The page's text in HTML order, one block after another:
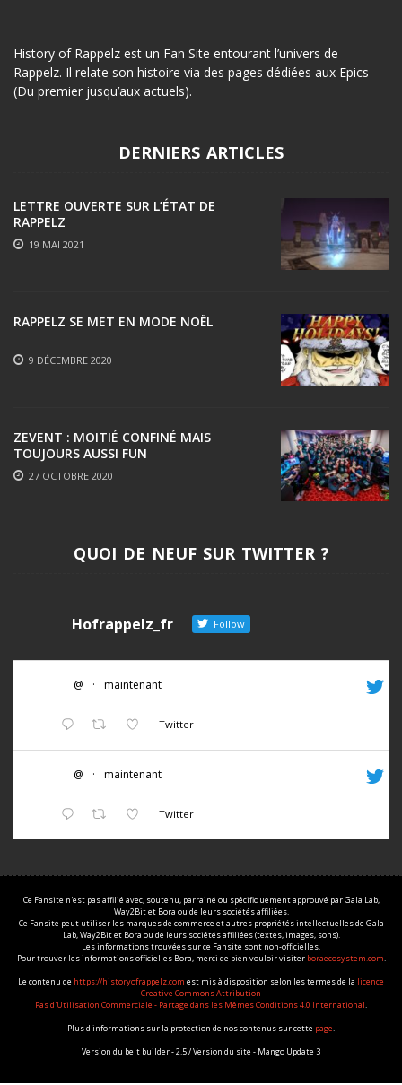
History of Rappelz est un Fan Site entourant l’univers de
Rappelz. Il relate son histoire via des pages dédiées aux Epics
(Du premier jusqu’aux actuels).
DERNIERS ARTICLES
LETTRE OUVERTE SUR L’ÉTAT DE
RAPPELZ
19 MAI 2021
RAPPELZ SE MET EN MODE NOËL
9 DÉCEMBRE 2020
ZEVENT : MOITIÉ CONFINÉ MAIS
TOUJOURS AUSSI FUN
27 OCTOBRE 2020
QUOI DE NEUF SUR TWITTER ?
Hofrappelz_fr Follow
@ · maintenant
Twitter
@ · maintenant
Twitter
Ce Fansite n'est pas affilié avec, soutenu, parrainé ou spécifiquement approuvé par Gala Lab,
Way2Bit et Bora ou de leurs sociétés affiliées.
Ce Fansite peut utiliser les marques de commerce et autres propriétés intellectuelles de Gala
Lab, Way2Bit et Bora ou de leurs sociétés affiliées (textes, images, sons).
Les informations trouvées sur ce Fansite sont non-officielles.
Pour trouver les informations officielles Bora, merci de bien vouloir visiter boraecosystem.com.
Le contenu de https://historyofrappelz.com est mis à disposition selon les termes de la licence
Creative Commons Attribution
Pas d'Utilisation Commerciale - Partage dans les Mêmes Conditions 4.0 International.
Plus d'informations sur la protection de nos contenus sur cette page.
Version du belt builder - 2.5 / Version du site - Mango Update 3